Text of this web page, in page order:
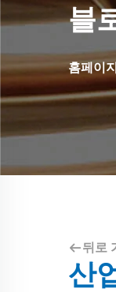
블
홈페이
뒤로
산